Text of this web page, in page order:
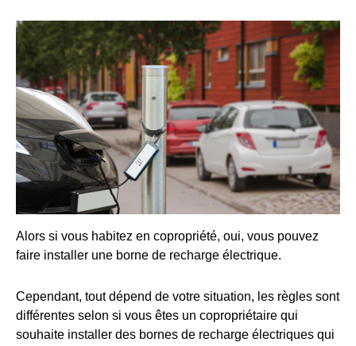
Alors si vous habitez en copropriété, oui, vous pouvez
faire installer une borne de recharge électrique.
Cependant, tout dépend de votre situation, les règles sont
différentes selon si vous êtes un copropriétaire qui
souhaite installer des bornes de recharge électriques qui